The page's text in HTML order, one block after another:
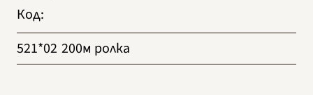
Код:
521*02 200м ролка